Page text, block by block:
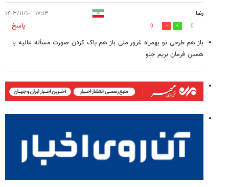
رضا ۱۷:۱۳ - ۱۴۰۳/۱۱/۱۰
0
0
پاسخ
باز هم طرحی نو بهمراه غرور ملی باز هم پاک کردن صورت مسأله عالیه با
همین فرمان بریم جلو